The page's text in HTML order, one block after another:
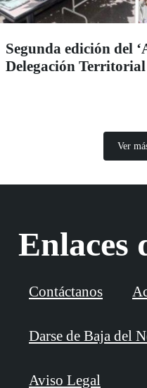
Segunda edición del
Delegación
Ver
Enlaces
Contáctanos
Darse de Baja del
Aviso Legal